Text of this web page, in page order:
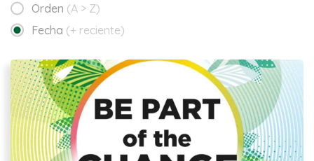
Orden (A > Z)
Fecha (+ reciente)